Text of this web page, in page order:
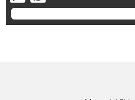
Video Telemadrid